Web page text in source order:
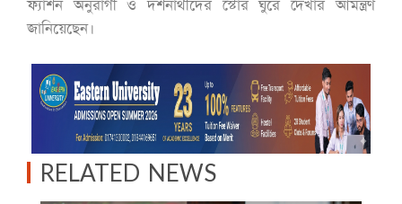
ফ্যাশন অনুরাগী ও দর্শনার্থীদের স্টোর ঘুরে দেখার আমন্ত্রণ
জানিয়েছেন।
RELATED NEWS